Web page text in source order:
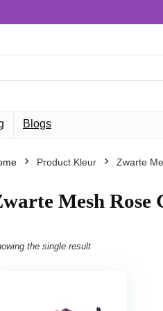
Blogs
Product Kleur Zwarte
Mesh Rose
the single result